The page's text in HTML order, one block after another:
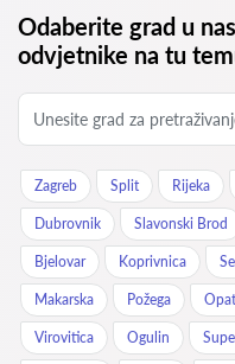
Odaberite grad u
odvjetnike na tu
Zagreb Split Rijeka
Dubrovnik Slavonski Brod
Bjelovar Koprivnica
Makarska Požega
Virovitica Ogulin